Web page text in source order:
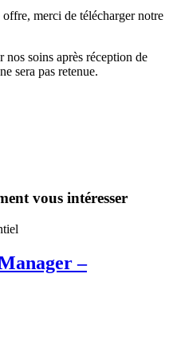
merci de télécharger notre
nos soins après réception de
sera pas retenue.
vous intéresser
–